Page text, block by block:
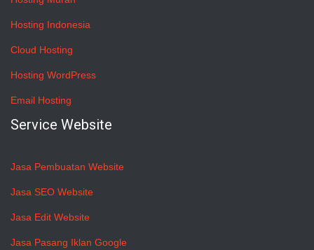
Hosting Indonesia
Cloud Hosting
Hosting WordPress
Email Hosting
Service Website
Jasa Pembuatan Website
Jasa SEO Website
Jasa Edit Website
Jasa Pasang Iklan Google